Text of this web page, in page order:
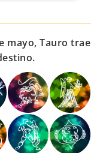
mayo, Tauro trae